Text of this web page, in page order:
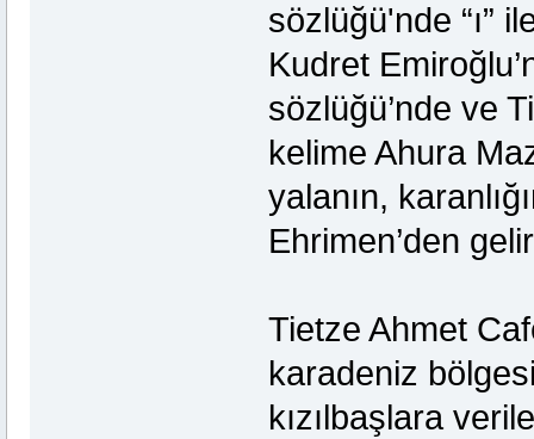
sözlüğü'nde “ı”
Kudret
sözlüğü’nde ve
kelime Ahura
yalanın,
Ehrimen’den
Tietze Ahmet
karadeniz
kızılbaşlara